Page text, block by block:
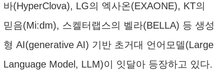
바(HyperClova), LG의 엑사온(EXAONE), KT의
믿음(Mi:dm), 스켈터랩스의 벨라(BELLA) 등 생성
형 AI(generative AI) 기반 초거대 언어모델(Large
Language Model, LLM)이 잇달아 등장하고 있다.